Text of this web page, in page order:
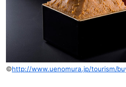
©http://www.uenomura.jp/tourism/